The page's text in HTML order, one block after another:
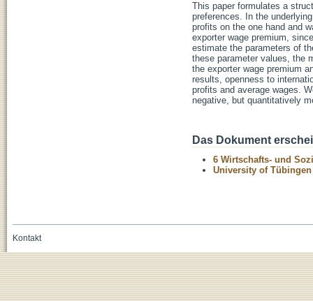
This paper formulates a
preferences. In the
profits on the one hand and
exporter wage premium,
estimate the parameters of
these parameter values, the
the exporter wage premium
results, openness to
profits and average wages.
negative, but quantitatively
Das Dokument
6 Wirtschafts- und
University of
Kontakt